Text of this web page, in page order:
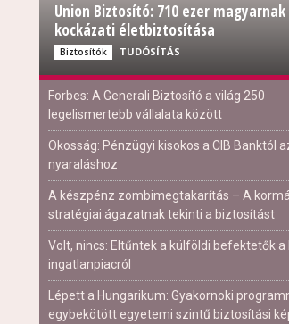
Union Biztosító: 710 ezer magyarnak
kockázati életbiztosítása
Biztosítók TUDÓSÍTÁS
Forbes: A Generali Biztosító a világ 250
legelismertebb vállalata között
Okosság: Pénzügyi kisokos a CIB Banktól
nyaraláshoz
A készpénz zombimegtakarítás – A
stratégiai ágazatnak tekinti a biztosítást
Volt, nincs: Eltűntek a külföldi befektetők a
ingatlanpiacról
Lépett a Hungarikum: Gyakornoki
egybekötött egyetemi szintű biztosítási